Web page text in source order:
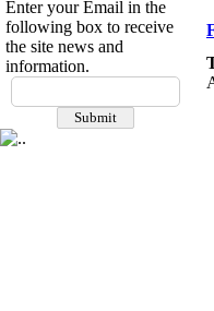
Enter your Email in the
following box to receive
the site news and
information.